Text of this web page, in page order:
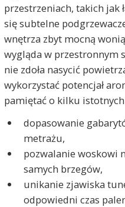
przestrzeniach, takich jak
się subtelne
wnętrza zbyt mocną
wygląda w przestronnym
nie zdoła nasycić
wykorzystać potencjał
pamiętać o kilku istotnych
dopasowanie
metrażu,
pozwalanie woskowi
samych brzegów,
unikanie zjawiska
odpowiedni czas